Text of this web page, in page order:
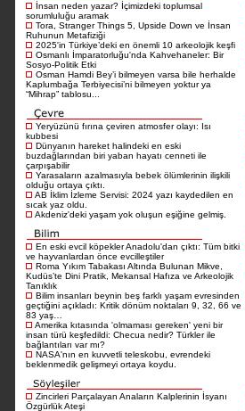
İnsan neden yazar? İçimizdeki toplumsal
sorumluluğu aramak
Tora, Stranger Things 5, Upside Down ve İnsan
Ruhunun Metafiziği
2025'in Türkiye’deki en önemli 10 arkeolojik keşfi
Osmanlı İmparatorluğu'nda Kahvehaneler: Bir
Sosyo-Politik Etki
Osman Hamdi Bey’i bilmeyen varsa bile herhalde
Kaplumbağa Terbiyecisi’ni bilmeyen yoktur ya
“Mihrap” tablosu...
Yeryüzünü fırına çeviren atmosfer olayı: Isı
kubbesi
Dünyanın hareket halindeki en eski
buzdağlarından biri yaban hayatı cenneti ile
çarpışabilir
Yarasaların azalmasıyla bebek ölümlerinin ilişkili
olduğu ortaya çıktı.
AB İklim İzleme Servisi: 2024 yazı kaydedilen en
sıcak yaz oldu.
Akdeniz'deki yaşam yok oluşun eşiğine gelmiş.
En eski evcil köpekler Anadolu'dan çıktı: Tüm bitki
ve hayvanlardan önce evcilleştiler
Roma Yıkım Tabakası Altında Bulunan Mikve,
Kudüs’te Dini Pratik, Mekansal Hafıza ve Arkeolojik
Tanıklık
Bilim insanları beynin beş farklı yaşam evresinden
geçtiğini açıkladı: Kritik dönüm noktaları 9, 32, 66 ve
83 yaş…
Amerika kıtasında 'olmaması gereken' yeni bir
insan türü keşfedildi: Checua nedir? Türkler ile
bağlantıları var mı?
NASA'nın en kuvvetli teleskobu, evrendeki
beklenmedik gelişmeyi ortaya koydu.
Zincirleri Parçalayan Anaların Kalplerinin İsyanı
Özgürlük Ateşi